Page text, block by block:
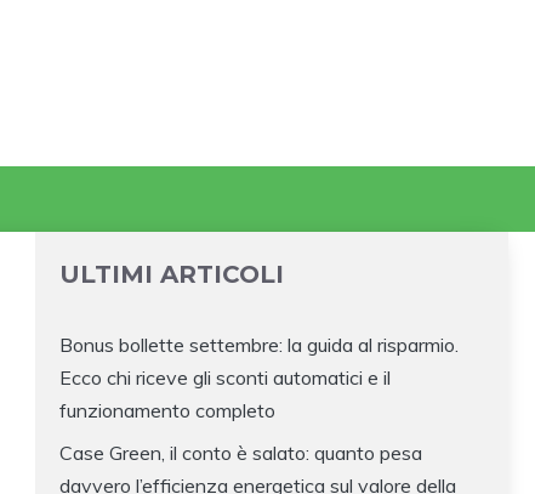
ULTIMI ARTICOLI
Bonus bollette settembre: la guida al risparmio.
Ecco chi riceve gli sconti automatici e il
funzionamento completo
Case Green, il conto è salato: quanto pesa
davvero l’efficienza energetica sul valore della